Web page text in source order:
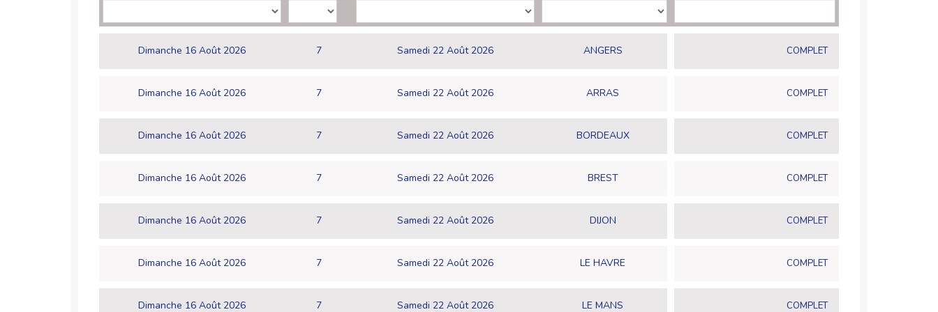
Dimanche 16 Août 2026 7 Samedi 22 Août 2026 ANGERS COMPLET
Dimanche 16 Août 2026 7 Samedi 22 Août 2026 ARRAS COMPLET
Dimanche 16 Août 2026 7 Samedi 22 Août 2026 BORDEAUX COMPLET
Dimanche 16 Août 2026 7 Samedi 22 Août 2026 BREST COMPLET
Dimanche 16 Août 2026 7 Samedi 22 Août 2026 DIJON COMPLET
Dimanche 16 Août 2026 7 Samedi 22 Août 2026 LE HAVRE COMPLET
Dimanche 16 Août 2026 7 Samedi 22 Août 2026 LE MANS COMPLET